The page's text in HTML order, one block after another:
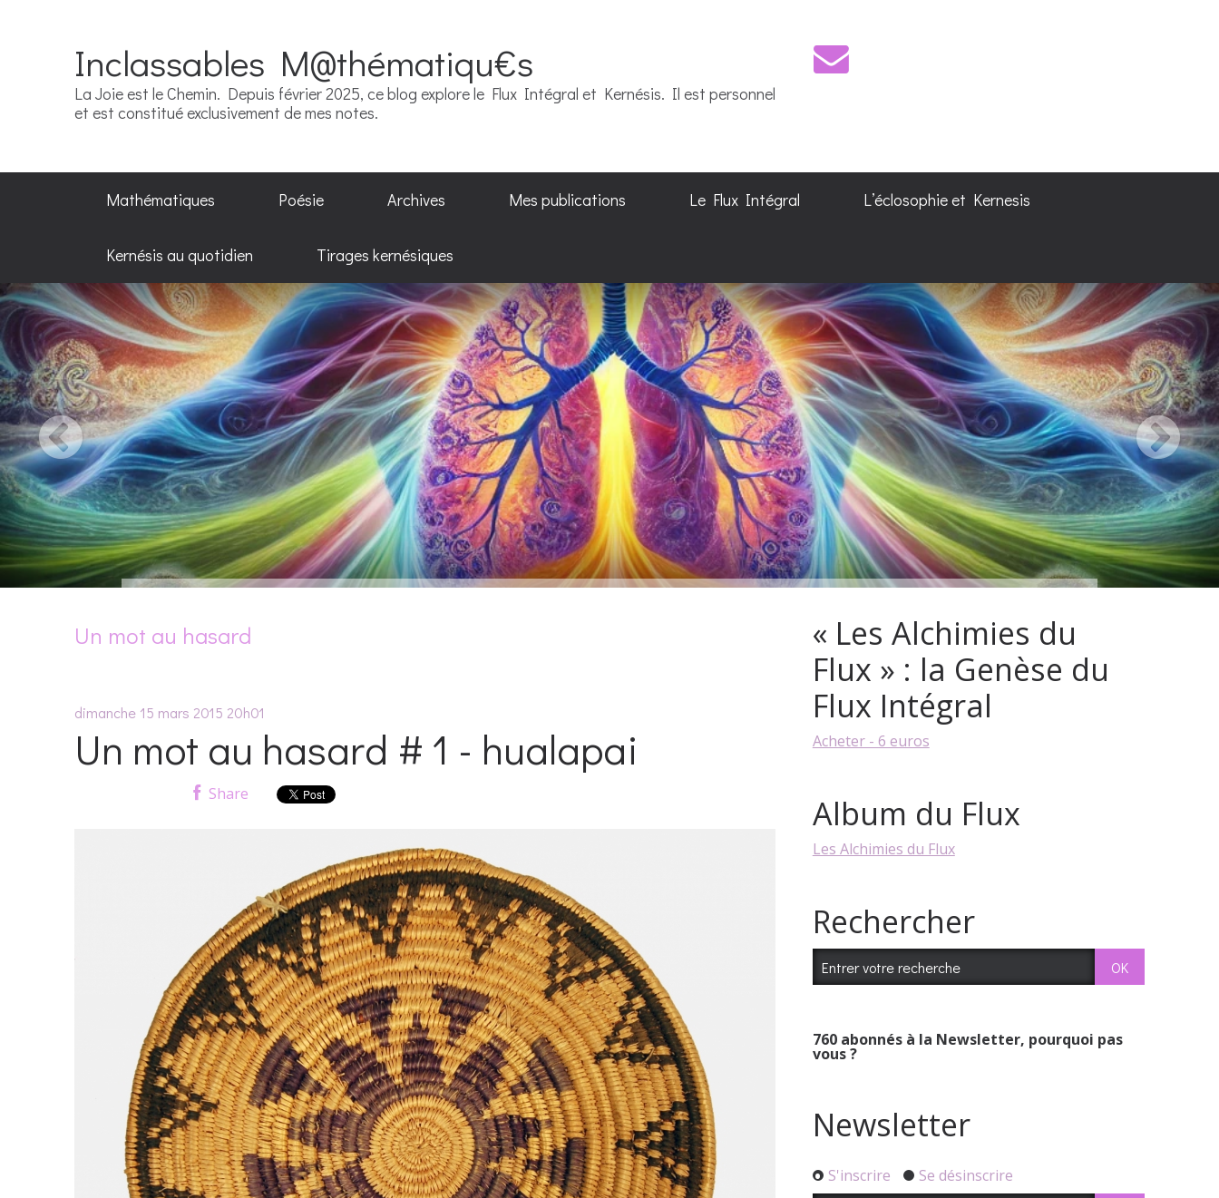
Inclassables M@thématiqu€s
La Joie est le Chemin. Depuis février 2025, ce blog explore le Flux Intégral et Kernésis. Il est personnel
et est constitué exclusivement de mes notes.
Mathématiques Poésie Archives Mes publications Le Flux Intégral L’éclosophie et Kernesis
Kernésis au quotidien Tirages kernésiques
Un mot au hasard
dimanche 15 mars 2015 20h01
Un mot au hasard # 1 - hualapai
Share
« Les Alchimies du
Flux » : la Genèse du
Flux Intégral
Acheter - 6 euros
Album du Flux
Les Alchimies du Flux
Rechercher
760abonnés à la Newsletter, pourquoi pas
vous ?
Newsletter
S'inscrire Se désinscrire